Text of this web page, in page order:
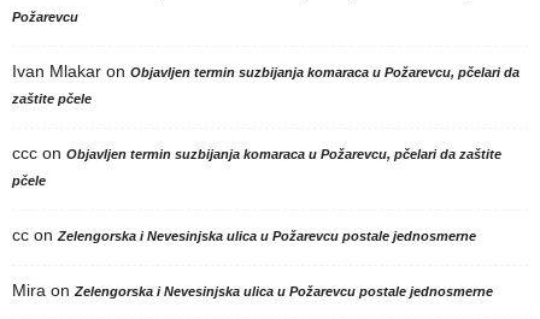
Požarevcu
Ivan Mlakar on Objavljen termin suzbijanja komaraca u Požarevcu, pčelari da
zaštite pčele
ccc on Objavljen termin suzbijanja komaraca u Požarevcu, pčelari da zaštite
pčele
cc on Zelengorska i Nevesinjska ulica u Požarevcu postale jednosmerne
Mira on Zelengorska i Nevesinjska ulica u Požarevcu postale jednosmerne